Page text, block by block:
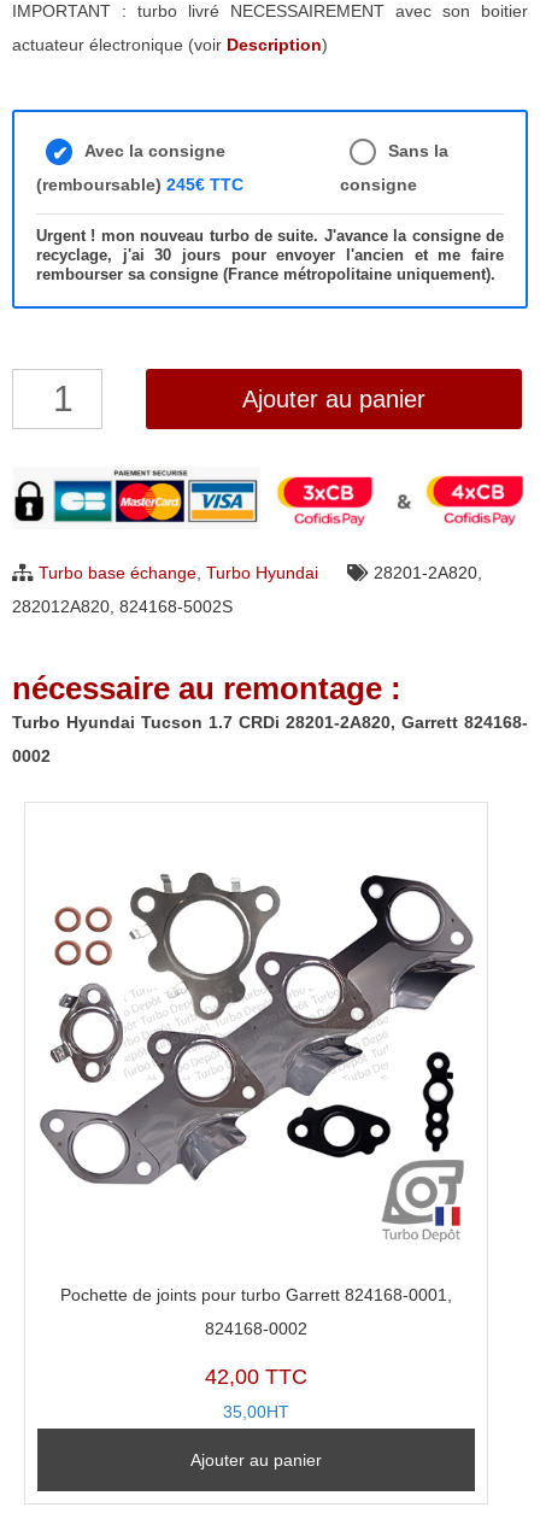
IMPORTANT : turbo livré NECESSAIREMENT avec son boitier
actuateur électronique (voir Description)
Avec la consigne
(remboursable) 245€ TTC
Sans la
consigne
Urgent ! mon nouveau turbo de suite. J'avance la consigne de
recyclage, j'ai 30 jours pour envoyer l'ancien et me faire
rembourser sa consigne (France métropolitaine uniquement).
quantité
Hyundai
Tucson
CRDi
Garrett
824168-
0002
Ajouter au panier
Turbo base échange, Turbo Hyundai 28201-2A820,
282012A820, 824168-5002S
nécessaire au remontage :
Turbo Hyundai Tucson 1.7 CRDi 28201-2A820, Garrett 824168-
0002
Pochette de joints pour turbo Garrett 824168-0001,
824168-0002
42,00 TTC
35,00HT
Ajouter au panier